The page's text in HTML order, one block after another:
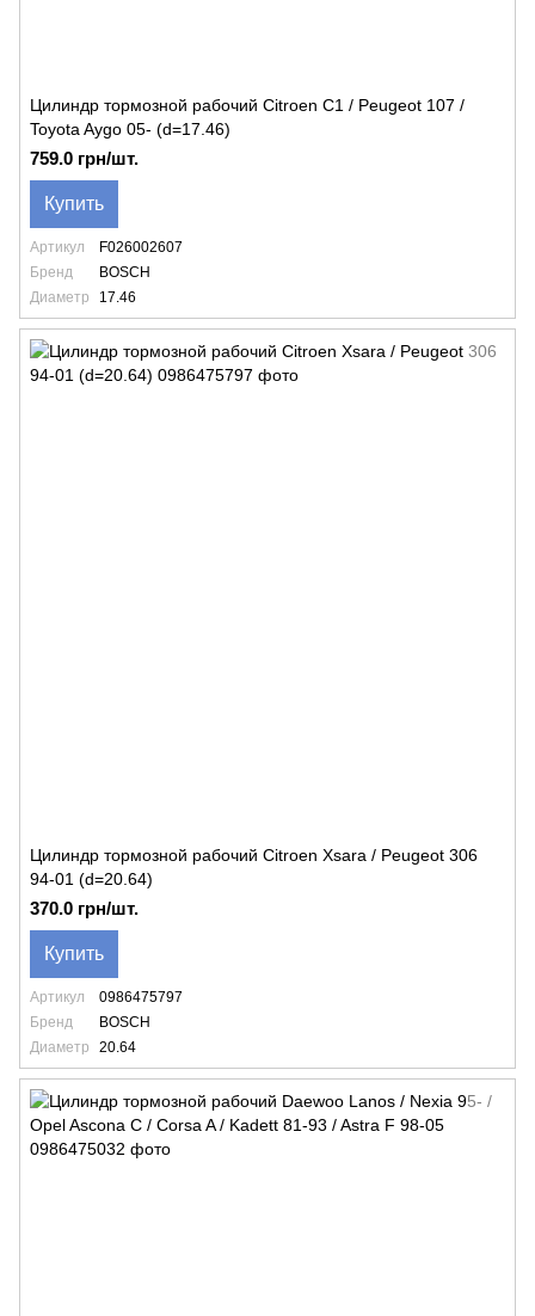
Цилиндр тормозной рабочий Citroen C1 / Peugeot 107 /
Toyota Aygo 05- (d=17.46)
759.0 грн/шт.
Купить
Артикул
F026002607
Бренд
BOSCH
Диаметр
17.46
Цилиндр тормозной рабочий Citroen Xsara / Peugeot 306
94-01 (d=20.64)
370.0 грн/шт.
Купить
Артикул
0986475797
Бренд
BOSCH
Диаметр
20.64